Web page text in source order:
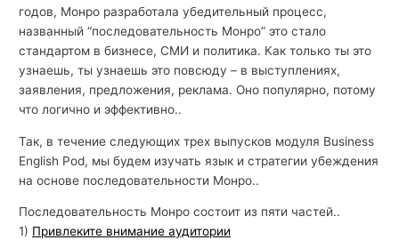
годов, Монро разработала убедительный процесс,
названный “последовательность Монро” это стало
стандартом в бизнесе, СМИ и политика. Как только ты это
узнаешь, ты узнаешь это повсюду – в выступлениях,
заявления, предложения, реклама. Оно популярно, потому
что логично и эффективно..
Так, в течение следующих трех выпусков модуля Business
English Pod, мы будем изучать язык и стратегии убеждения
на основе последовательности Монро..
Последовательность Монро состоит из пяти частей..
1) Привлеките внимание аудитории